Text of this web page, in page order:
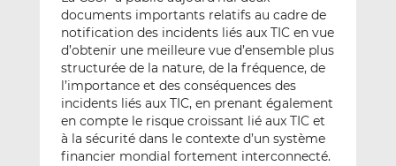
i
l
n
k
d
I
n
c
e
o
o
k
documents importants relatifs au cadre de
notification des incidents liés aux TIC en vue
d’obtenir une meilleure vue d’ensemble plus
structurée de la nature, de la fréquence, de
l’importance et des conséquences des
incidents liés aux TIC, en prenant également
en compte le risque croissant lié aux TIC et
à la sécurité dans le contexte d’un système
financier mondial fortement interconnecté.